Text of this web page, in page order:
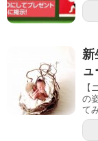
新
ュ
【
の
て